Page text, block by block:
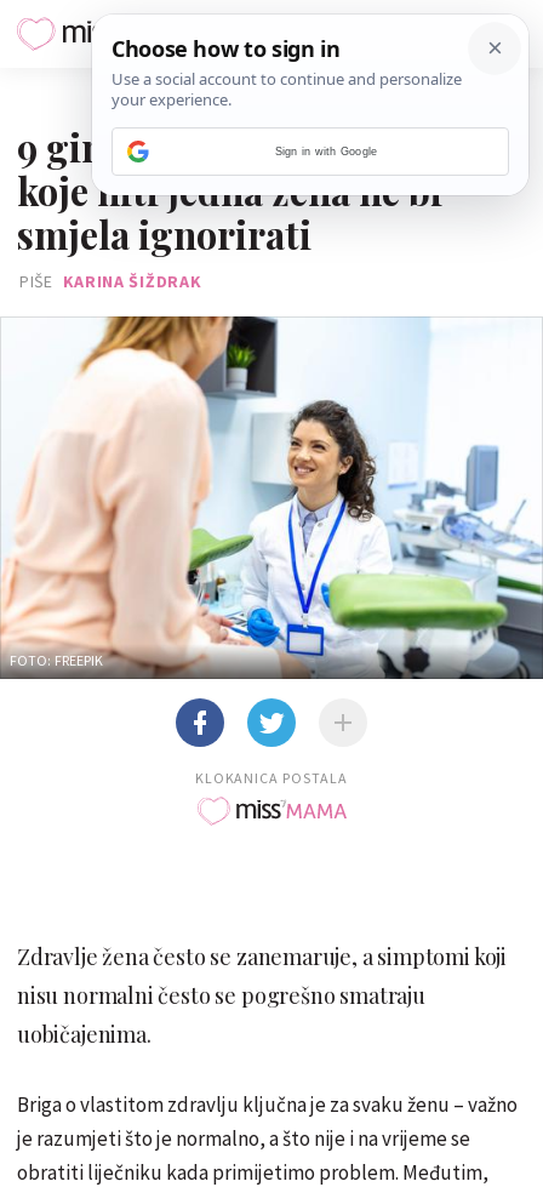
9 ginekoloških simptoma
koje niti jedna žena ne bi
smjela ignorirati
PIŠE KARINA ŠIŽDRAK
FOTO: FREEPIK
KLOKANICA POSTALA
Zdravlje žena često se zanemaruje, a simptomi koji
nisu normalni često se pogrešno smatraju
uobičajenima.
Briga o vlastitom zdravlju ključna je za svaku ženu – važno
je razumjeti što je normalno, a što nije i na vrijeme se
obratiti liječniku kada primijetimo problem. Međutim,
Sign in with Google